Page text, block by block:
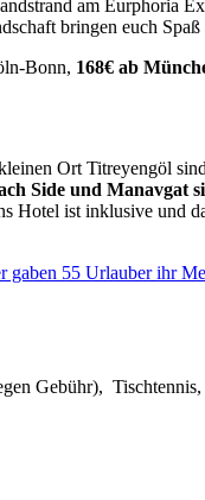
am Eurphoria
bringen euch
Bonn, 168€ ab
Ort Titreyengöl
Side und Manavgat
Hotel ist inklusive und
gaben 55 Urlauber ihr
Gebühr),